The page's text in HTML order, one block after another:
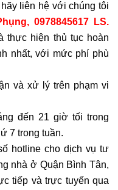
liên hệ với chúng tôi
0978845617 LS.
thực hiện thủ tục hoàn
nhất, với mức phí phù
và xử lý trên phạm vi
đến 21 giờ tối trong
7 trong tuần.
hotline cho dịch vụ tư
nhà ở Quận Bình Tân,
tiếp và trực tuyến qua